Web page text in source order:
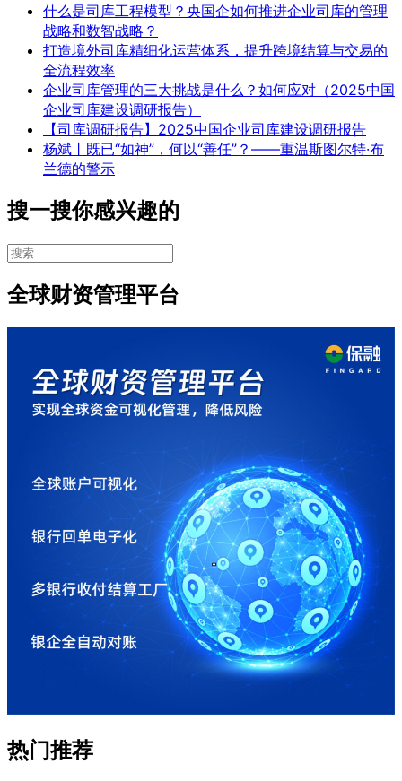
什么是司库工程模型？央国企如何推进企业司库的管理
战略和数智战略？
打造境外司库精细化运营体系，提升跨境结算与交易的
全流程效率
企业司库管理的三大挑战是什么？如何应对（2025中国
企业司库建设调研报告）
【司库调研报告】2025中国企业司库建设调研报告
杨斌丨既已“如神”，何以“善任”？——重温斯图尔特·布
兰德的警示
搜一搜你感兴趣的
全球财资管理平台
热门推荐